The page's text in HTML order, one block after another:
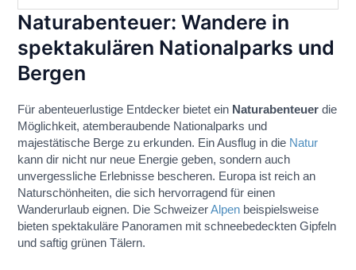
Naturabenteuer: Wandere in
spektakulären Nationalparks und
Bergen
Für abenteuerlustige Entdecker bietet ein Naturabenteuer die
Möglichkeit, atemberaubende Nationalparks und
majestätische Berge zu erkunden. Ein Ausflug in die Natur
kann dir nicht nur neue Energie geben, sondern auch
unvergessliche Erlebnisse bescheren. Europa ist reich an
Naturschönheiten, die sich hervorragend für einen
Wanderurlaub eignen. Die SchweizerAlpen beispielsweise
bieten spektakuläre Panoramen mit schneebedeckten Gipfeln
und saftig grünen Tälern.